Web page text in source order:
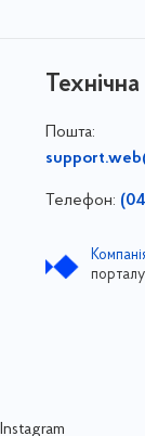
Пошта:
Телефон:
порталу
Instagram